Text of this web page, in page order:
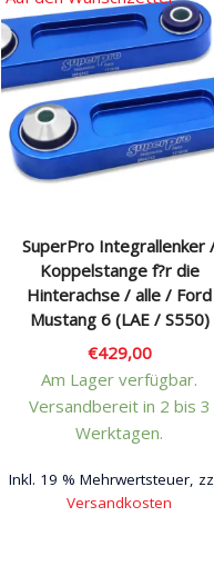
Wunschliste
Blog
Rechtliches & Service
SuperPro Integrallenker
Koppelstange f?r die
Hinterachse / alle / Ford
Mustang 6 (LAE / S550)
€429,00
Am Lager verfügbar.
Versandbereit in 2 bis 3
Werktagen.
Inkl. 19 % Mehrwertsteuer,
Versandkosten